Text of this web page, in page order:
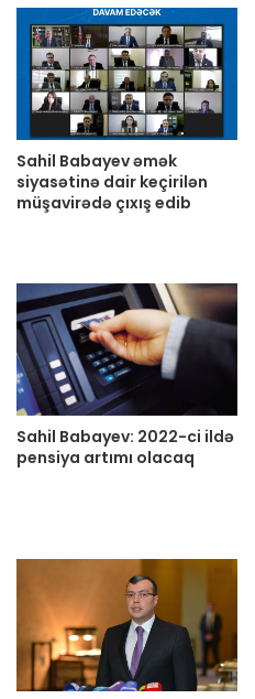
Sahil Babayev əmək
siyasətinə dair keçirilən
müşavirədə çıxış edib
Sahil Babayev: 2022-ci ildə
pensiya artımı olacaq